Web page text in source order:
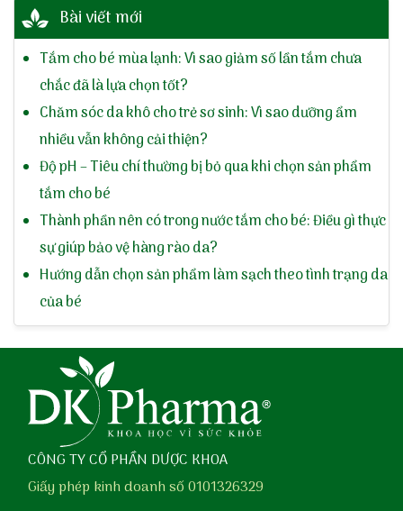
Bài viết mới
Tắm cho bé mùa lạnh: Vì sao giảm số lần tắm chưa
chắc đã là lựa chọn tốt?
Chăm sóc da khô cho trẻ sơ sinh: Vì sao dưỡng ẩm
nhiều vẫn không cải thiện?
Độ pH – Tiêu chí thường bị bỏ qua khi chọn sản phẩm
tắm cho bé
Thành phần nên có trong nước tắm cho bé: Điều gì thực
sự giúp bảo vệ hàng rào da?
Hướng dẫn chọn sản phẩm làm sạch theo tình trạng da
của bé
CÔNG TY CỔ PHẦN DƯỢC KHOA
Giấy phép kinh doanh số 0101326329